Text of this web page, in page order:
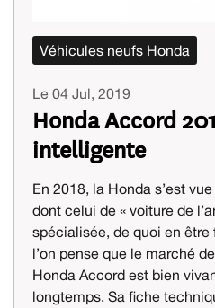
Véhicules neufs Honda
Le 04 Jul, 2019
Honda Accord
intelligente
En 2018, la Honda s’est
dont celui de « voiture de
spécialisée, de quoi en être
l’on pense que le marché
Honda Accord est bien
longtemps. Sa fiche